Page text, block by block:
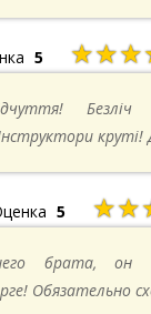
5
Безліч
круті!
5
брата, он
Обязательно